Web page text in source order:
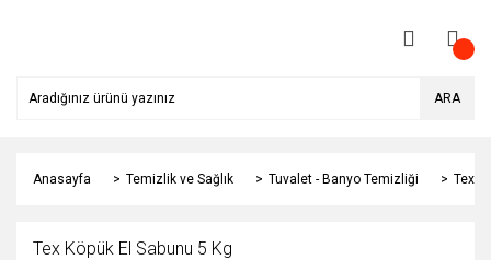
ARA
Anasayfa Temizlik ve Sağlık Tuvalet - Banyo Temizliği Tex
Tex Köpük El Sabunu 5 Kg